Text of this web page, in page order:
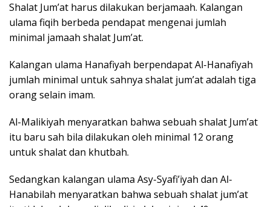
Shalat Jum’at harus dilakukan berjamaah. Kalangan
ulama fiqih berbeda pendapat mengenai jumlah
minimal jamaah shalat Jum’at.
Kalangan ulama Hanafiyah berpendapat Al-Hanafiyah
jumlah minimal untuk sahnya shalat jum’at adalah tiga
orang selain imam.
Al-Malikiyah menyaratkan bahwa sebuah shalat Jum’at
itu baru sah bila dilakukan oleh minimal 12 orang
untuk shalat dan khutbah.
Sedangkan kalangan ulama Asy-Syafi’iyah dan Al-
Hanabilah menyaratkan bahwa sebuah shalat jum’at